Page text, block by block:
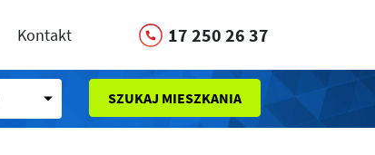
Kontakt 17 250 26 37
SZUKAJ MIESZKANIA